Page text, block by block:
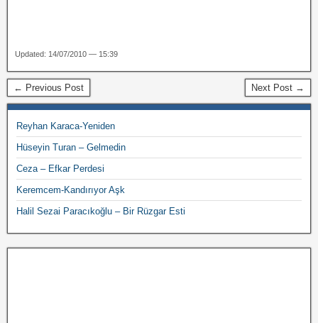
Updated: 14/07/2010 — 15:39
← Previous Post Next Post →
Reyhan Karaca-Yeniden
Hüseyin Turan – Gelmedin
Ceza – Efkar Perdesi
Keremcem-Kandırıyor Aşk
Halil Sezai Paracıkoğlu – Bir Rüzgar Esti